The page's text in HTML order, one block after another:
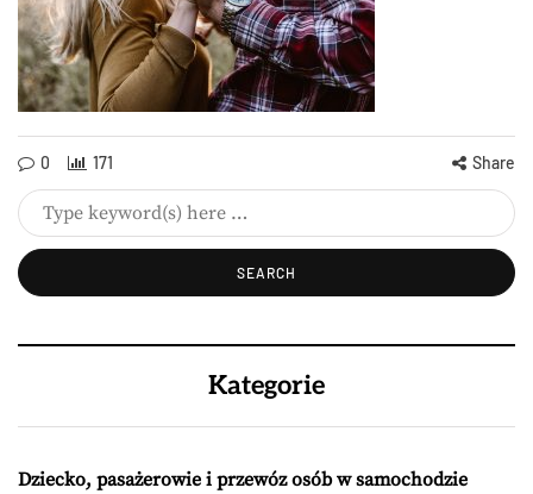
0 171 Share
Kategorie
Dziecko, pasażerowie i przewóz osób w samochodzie